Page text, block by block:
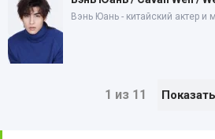
Вэнь Юань - китайский актер и
1 из 11